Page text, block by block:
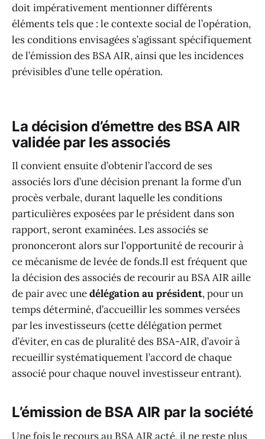
doit impérativement mentionner différents
éléments tels que : le contexte social de l’opération,
les conditions envisagées s’agissant spécifiquement
de l’émission des BSA AIR, ainsi que les incidences
prévisibles d’une telle opération.
La décision d’émettre des BSA AIR
validée par les associés
Il convient ensuite d’obtenir l’accord de ses
associés lors d’une décision prenant la forme d’un
procès verbale, durant laquelle les conditions
particulières exposées par le président dans son
rapport, seront examinées. Les associés se
prononceront alors sur l’opportunité de recourir à
ce mécanisme de levée de fonds.Il est fréquent que
la décision des associés de recourir au BSA AIR aille
de pair avec unedélégation au président, pour un
temps déterminé, d’accueillir les sommes versées
par les investisseurs (cette délégation permet
d’éviter, en cas de pluralité des BSA-AIR, d’avoir à
recueillir systématiquement l’accord de chaque
associé pour chaque nouvel investisseur entrant).
L’émission de BSA AIR par la société
Une fois le recours au BSA AIR acté, il ne reste plus